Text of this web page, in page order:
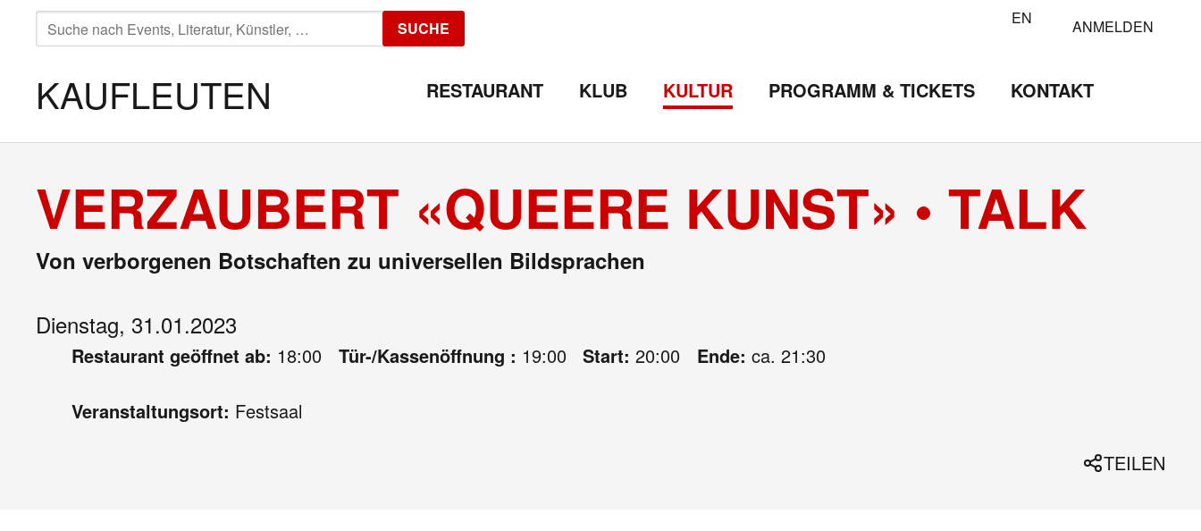
SUCHE
NACH:
SUCHE EN ANMELDEN
KAUFLEUTEN RESTAURANT KLUB KULTUR PROGRAMM & TICKETS KONTAKT
VERZAUBERT «QUEERE KUNST» • TALK
Von verborgenen Botschaften zu universellen Bildsprachen
Dienstag, 31.01.2023
Restaurant geöffnet ab: 18:00 Tür-/Kassenöffnung : 19:00 Start: 20:00 Ende: ca. 21:30
Veranstaltungsort: Festsaal
TEILEN